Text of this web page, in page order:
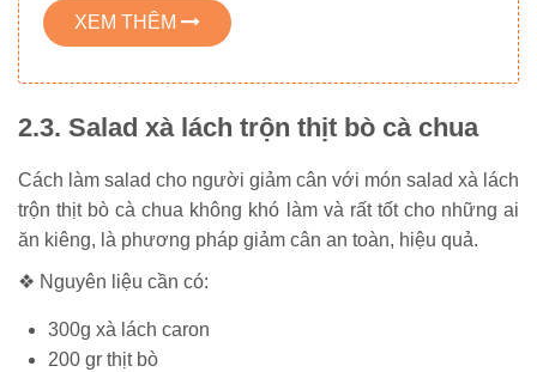
XEM THÊM
2.3. Salad xà lách trộn thịt bò cà chua
Cách làm salad cho người giảm cân với món salad xà lách
trộn thịt bò cà chua không khó làm và rất tốt cho những ai
ăn kiêng, là phương pháp giảm cân an toàn, hiệu quả.
❖ Nguyên liệu cần có:
300g xà lách caron
200 gr thịt bò